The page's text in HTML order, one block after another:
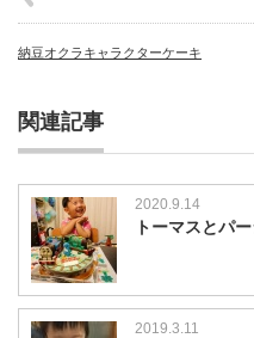
納豆オクラキャラクターケーキ
関連記事
2020.9.14
トーマスとパ
2019.3.11